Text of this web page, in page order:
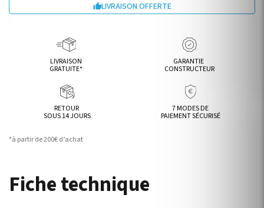
LIVRAISON OFFERTE
LIVRAISON
GRATUITE*
GARANTIE
CONSTRUCTEUR
RETOUR
SOUS 14 JOURS
7 MODES DE
PAIEMENT SÉCURISÉ
*à partir de 200€ d’achat
Fiche technique